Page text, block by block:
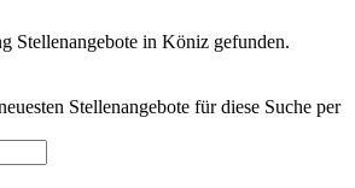
Stellenangebote in Köniz gefunden.
Stellenangebote für diese Suche per